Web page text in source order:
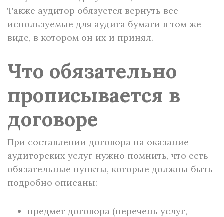
Также аудитор обязуется вернуть все
используемые для аудита бумаги в том же
виде, в котором он их и принял.
Что обязательно
прописывается в
договоре
При составлении договора на оказание
аудиторских услуг нужно помнить, что есть
обязательные пункты, которые должны быть
подробно описаны:
предмет договора (перечень услуг,